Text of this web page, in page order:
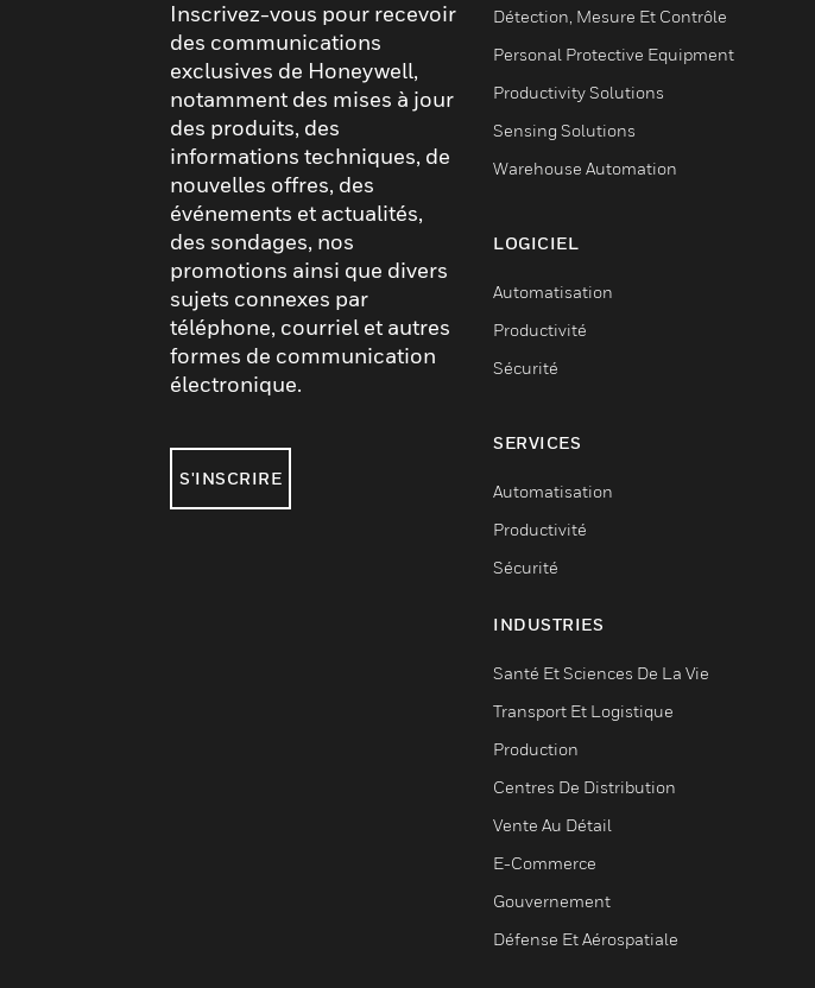
Inscrivez-vous pour recevoir
des communications
exclusives de Honeywell,
notamment des mises à jour
des produits, des
informations techniques, de
nouvelles offres, des
événements et actualités,
des sondages, nos
promotions ainsi que divers
sujets connexes par
téléphone, courriel et autres
formes de communication
électronique.
S'INSCRIRE
Détection, Mesure Et Contrôle
Personal Protective Equipment
Productivity Solutions
Sensing Solutions
Warehouse Automation
LOGICIEL
Automatisation
Productivité
Sécurité
SERVICES
Automatisation
Productivité
Sécurité
INDUSTRIES
Santé Et Sciences De La Vie
Transport Et Logistique
Production
Centres De Distribution
Vente Au Détail
E-Commerce
Gouvernement
Défense Et Aérospatiale